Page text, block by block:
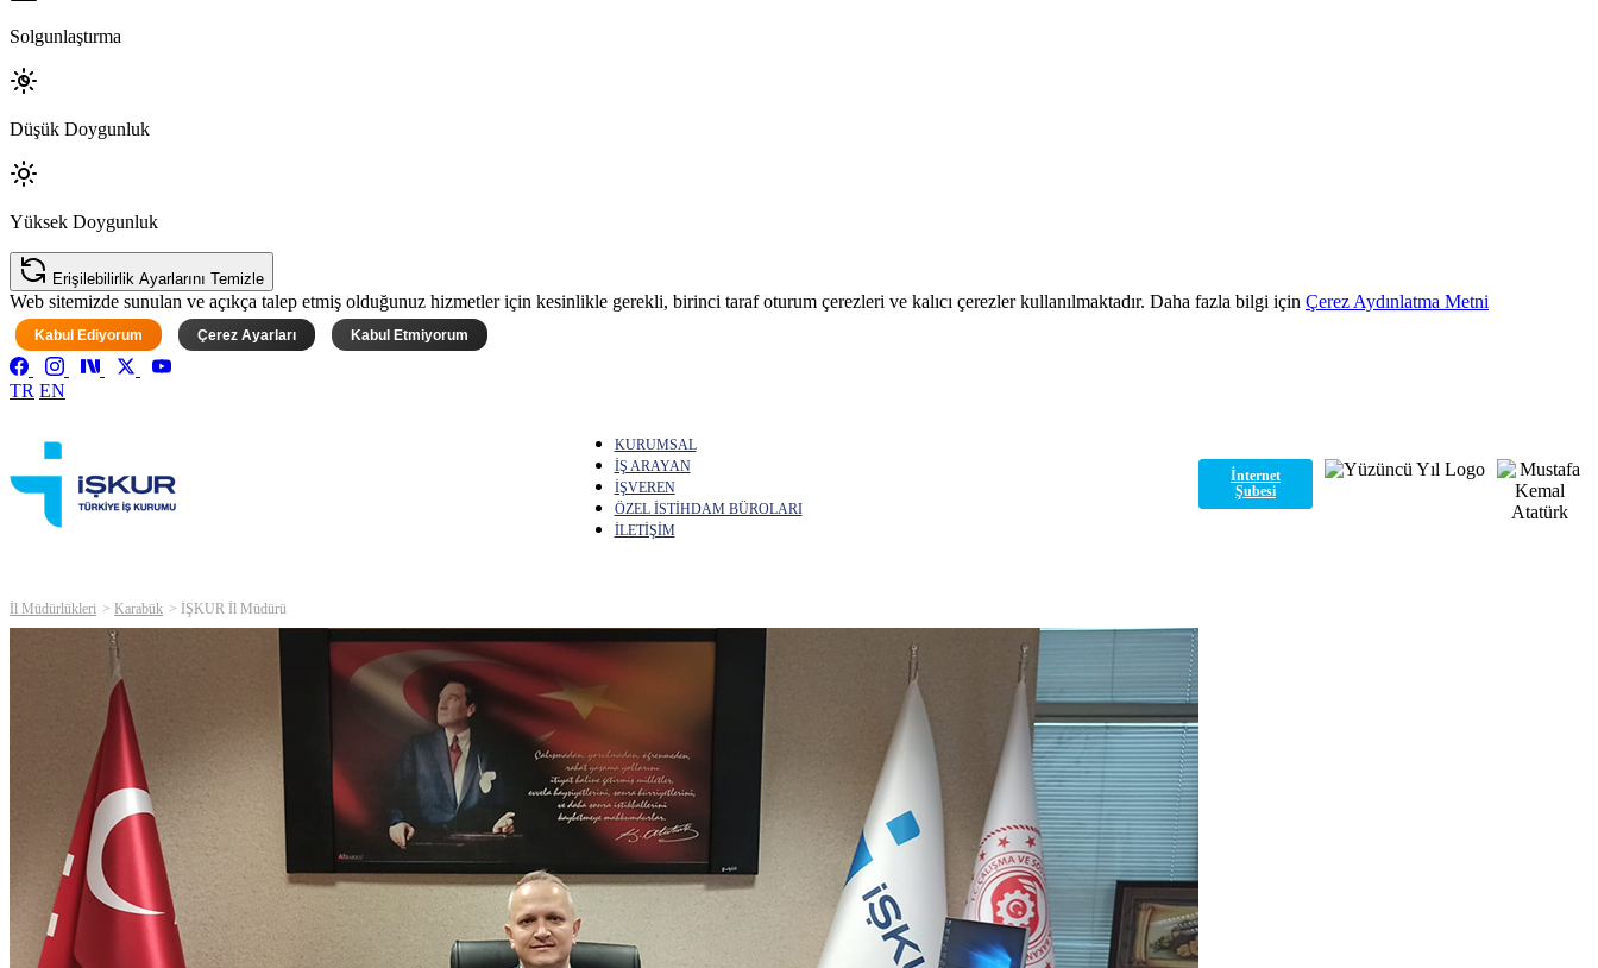
Solgunlaştırma
Düşük Doygunluk
Yüksek Doygunluk
Erişilebilirlik Ayarlarını Temizle
Web sitemizde sunulan ve açıkça talep etmiş olduğunuz hizmetler için kesinlikle gerekli, birinci taraf oturum çerezleri ve kalıcı çerezler kullanılmaktadır. Daha fazla bilgi için Çerez Aydınlatma Metni
Kabul Ediyorum Çerez Ayarları Kabul Etmiyorum
TR EN
KURUMSAL
İŞ ARAYAN
İŞVEREN
ÖZEL İSTİHDAM BÜROLARI
İLETİŞİM
İnternet
Şubesi
İl Müdürlükleri Karabük İŞKUR İl Müdürü